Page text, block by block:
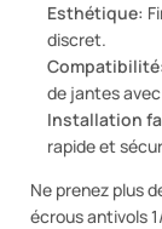
Esthétique:
discret.
Compatibilité:
de jantes
Installation
rapide et
Ne prenez plus
écrous antivols